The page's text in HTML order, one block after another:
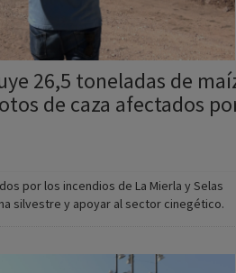
26,5 toneladas de maíz
de caza afectados por
por los incendios de La Mierla y Selas
silvestre y apoyar al sector cinegético.